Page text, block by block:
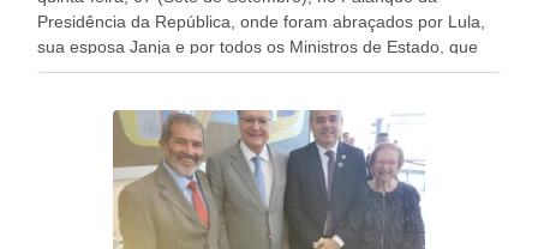
Presidência da República, onde foram abraçados por Lula,
sua esposa Janja e por todos os Ministros de Estado, que
estavam presentes, nos Desfiles da Independência da
outros desfiles, na Esplanada dos Ministérios, disse ter sido
o deste ano, o maior e o mais organizado de todos. “Há
quatro décadas, como Patriota até no nome, participo
anualmente dos desfiles de Sete de Setembro, na
Esplanada dos Ministérios, em Brasília. Este ano, o governo